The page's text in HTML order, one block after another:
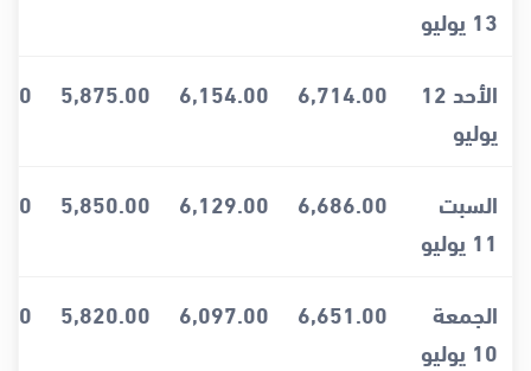
13 يوليو
الأحد 12
يوليو
6,714.00
6,154.00
5,875.00
السبت
11 يوليو
6,686.00
6,129.00
5,850.00
الجمعة
10 يوليو
6,651.00
6,097.00
5,820.00